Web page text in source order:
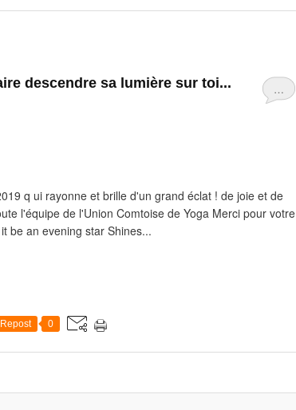
…
descendre sa lumière sur toi...
q ui rayonne et brille d'un grand éclat ! de joie et de
l'équipe de l'Union Comtoise de Yoga Merci pour votre
be an evening star Shines...
Repost 0